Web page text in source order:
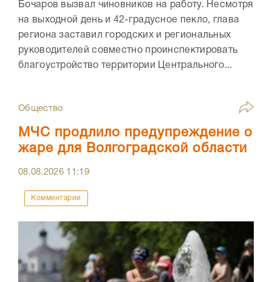
Бочаров вызвал чиновников на работу. Несмотря
на выходной день и 42-градусное пекло, глава
региона заставил городских и региональных
руководителей совместно проинспектировать
благоустройство территории Центрального...
Общество
МЧС продлило предупреждение о
жаре для Волгоградской области
08.08.2026 11:19
Комментарии